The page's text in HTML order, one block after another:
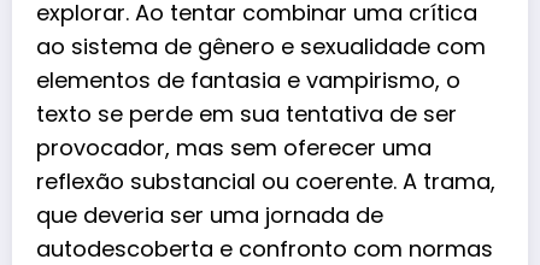
explorar. Ao tentar combinar uma crítica
ao sistema de gênero e sexualidade com
elementos de fantasia e vampirismo, o
texto se perde em sua tentativa de ser
provocador, mas sem oferecer uma
reflexão substancial ou coerente. A trama,
que deveria ser uma jornada de
autodescoberta e confronto com normas